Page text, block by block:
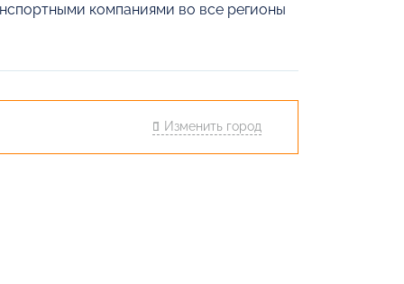
компаниями во все регионы
Изменить город